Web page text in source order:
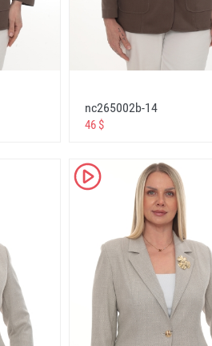
website
официальный сайт
الموقع
stella markası
stella brand
размера stella brand
ملابس نسائية
Tesettür Giyim, Romano
websitesi
website
сайт
nc265002b-14
46 $
K